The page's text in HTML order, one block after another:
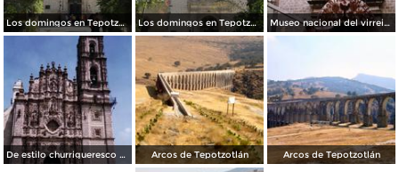
Los domingos en Tepotzotlán. Dic. 2012 Los domingos en Tepotzotlán. Dic. 2012 Museo nacional del virreinato. Tepotzotlán. 2001
De estilo churrigueresco el templo de San Francisco Javier, siglo XVII. Tepotzotlán, Edo. de México Arcos de Tepotzotlán Arcos de Tepotzotlán